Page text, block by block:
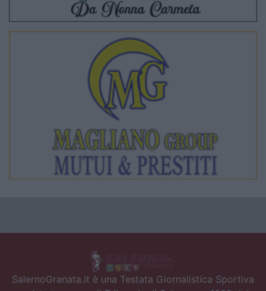
SalernoGranata.it è una Testata Giornalistica Sportiva